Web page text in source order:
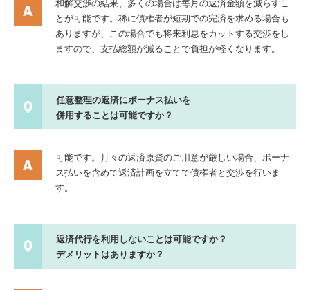
和解交渉の結果、多くの場合は毎月の返済金額を減らすこ
とが可能です。稀に債権者が短期での完済を求める場合も
ありますが、この場合でも将来利息をカットする交渉をし
ますので、支払総額が減ることで負担が軽くなります。
任意整理の返済にボーナス払いを
併用することは可能ですか？
可能です。月々の返済原資のご用意が厳しい場合、ボーナ
ス払いを含めて返済計画を立てて債権者と交渉を行いま
す。
返済代行を利用しないことは可能ですか？
デメリットはありますか？